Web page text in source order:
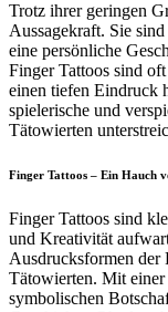
Trotz ihrer geringen
Aussagekraft. Sie
eine persönliche
Finger Tattoos sind
einen tiefen Eindruck
spielerische und
Tätowierten
Finger Tattoos – Ein Hauch
Finger Tattoos sind
und Kreativität
Ausdrucksformen der
Tätowierten. Mit
symbolischen